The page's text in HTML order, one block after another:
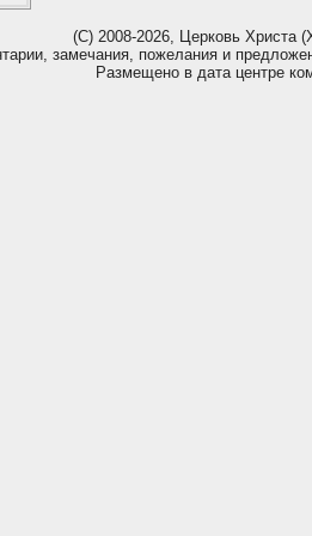
(С) 2008-2026, Церковь Христа
замечания, пожелания и
Размещено в дата центре